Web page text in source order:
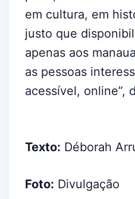
em cultura, em
justo que
apenas aos
as pessoas
acessível, online”,
Texto: Déborah
Foto: Divulgação